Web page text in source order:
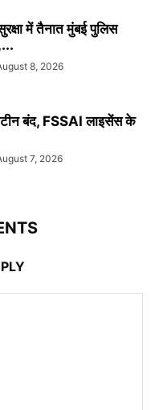
में तैनात मुंबई पुलिस
8, 2026
बंद, FSSAI लाइसेंस के
7, 2026